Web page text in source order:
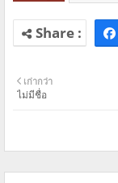
เก่ากว่า
ไม่มีชื่อ